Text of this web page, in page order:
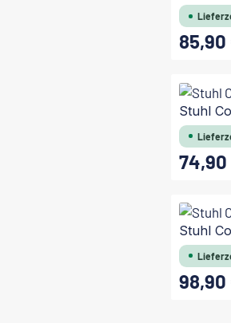
Regulärer
85,90
Stuhl
Regulärer
74,90
Stuhl
Regulärer
98,90